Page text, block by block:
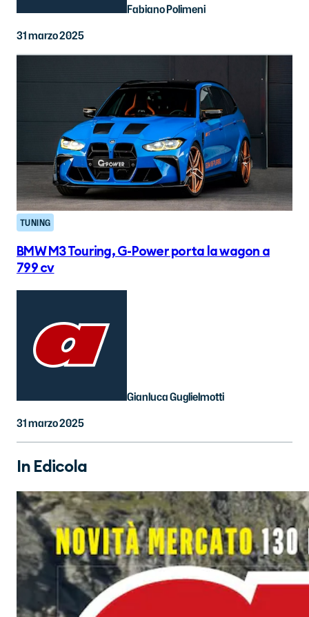
Fabiano Polimeni
31 marzo 2025
TUNING
BMW M3 Touring, G-Power porta la wagon a
799 cv
Gianluca Guglielmotti
31 marzo 2025
In Edicola